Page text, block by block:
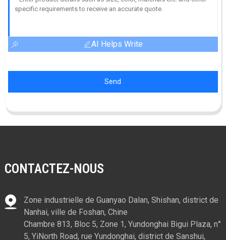
AI Helps Write
Send
CONTACTEZ-NOUS
Zone industrielle de Guanyao Dalan, Shishan, district de
Nanhai, ville de Foshan, Chine
Chambre 813, Bloc 5, Zone 1, Yundonghai Bigui Plaza, n°
5, YiNorth Road, rue Yundonghai, district de Sanshui,